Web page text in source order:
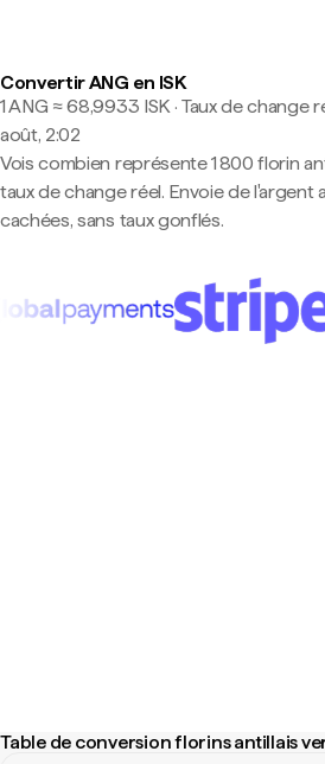
Convertir ANG en ISK
1 ANG ≈ 68,9933 ISK · Taux de change
août, 2:02
Vois combien représente 1 800 florin
taux de change réel. Envoie de
cachées, sans taux gonflés.
Table de conversion florins antillais